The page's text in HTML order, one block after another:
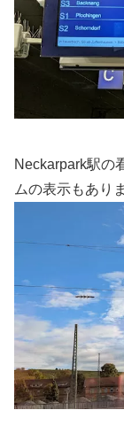
Neckarpark駅の
ムの表示もあり